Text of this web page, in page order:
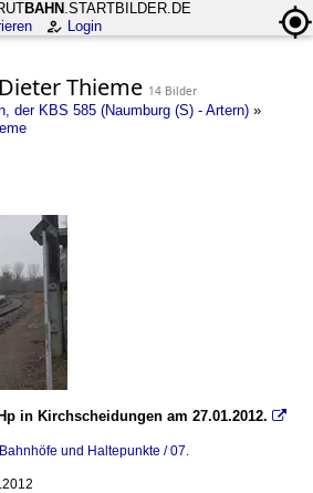
BAHN .STARTBILDER.DE
Login
Thieme 14 Bilder
der KBS 585 (Naumburg (S) - Artern) »
585)
Überführungsbauwerke
in Kirchscheidungen am 27.01.2012. 
und Haltepunkte / 07.